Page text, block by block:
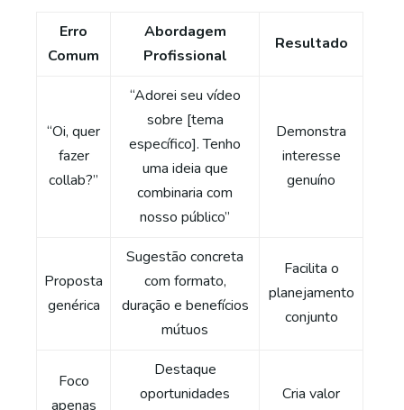
Erro
Comum
Abordagem
Profissional
Resultado
“Oi, quer
fazer
collab?”
“Adorei seu vídeo
sobre [tema
específico]. Tenho
uma ideia que
combinaria com
nosso público”
Demonstra
interesse
genuíno
Proposta
genérica
Sugestão concreta
com formato,
duração e benefícios
mútuos
Facilita o
planejamento
conjunto
Foco
apenas
Destaque
oportunidades
Cria valor